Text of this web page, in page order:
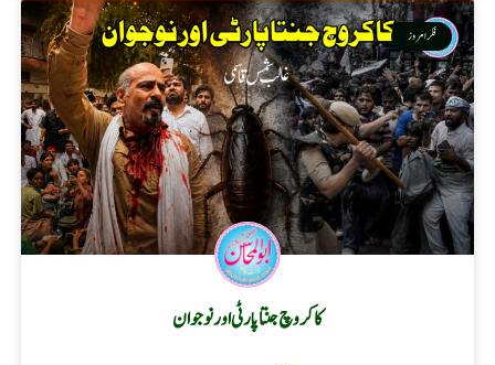
فکر امروز
کاکروچ جنتا پارٹی اور نوجوان